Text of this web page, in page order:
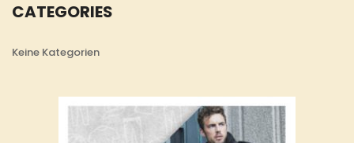
CATEGORIES
Keine Kategorien